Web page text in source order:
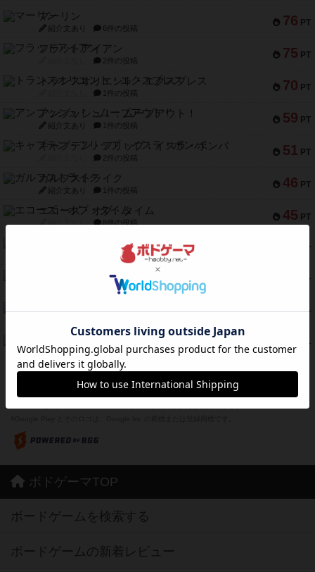
76 PT
マーリン
紹介文あり 6件の投稿
75 PT
フラットアイアン
2件の投稿
70 PT
トランスオリエント・エクスプレス
1件の投稿
59 PT
アンブッシュ！：ムーブアウト！
紹介文あり 1件の投稿
51 PT
キャプテン・フリップ：イスラ・ボンバ
2件の投稿
46 PT
ガルフストライク
紹介文あり 1件の投稿
45 PT
エコーズ・オブ・タイム
8件の投稿
PT
12件の投稿
PT
1件の投稿
45 PT
42 PT
紹介文あり 10件の投稿
※Apple、Apple のロゴ は、米国および他の国々で登録されたApple Inc.の商標です。
ボドゲーマTOP
ボードゲームを検索する
ボードゲームの新着レビュー